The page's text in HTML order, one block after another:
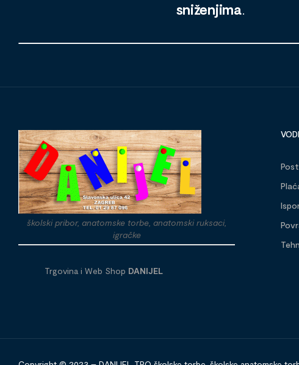
sniženjima.
školski pribor, anatomske torbe, anatomski ruksaci,
igračke
Trgovina i Web Shop DANIJEL